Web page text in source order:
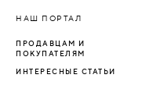
НАШ ПОРТАЛ
ПРОДАВЦАМ И
ПОКУПАТЕЛЯМ
ИНТЕРЕСНЫЕ СТАТЬИ